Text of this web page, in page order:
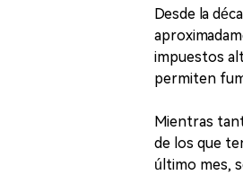
Desde la
impuestos
permiten
Mientras
de los que
último mes,